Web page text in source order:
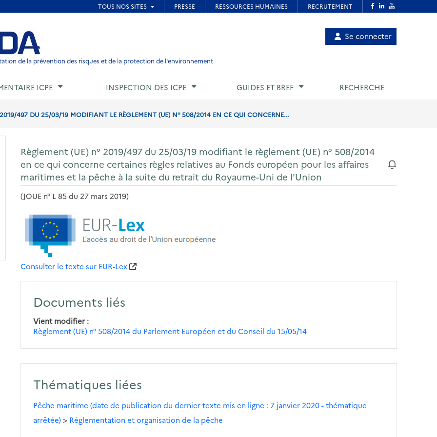
de page
de la prévention des risques et de la protection de l'environnement
Menu
utilisateur
Se connecter
ICPE INSPECTION DES ICPE GUIDES ET BREF RECHERCHE
2019/497 DU 25/03/19 MODIFIANT LE RÈGLEMENT (UE) N° 508/2014 EN CE QUI CONCERNE...
Règlement (UE) n° 2019/497 du 25/03/19 modifiant le règlement (UE) n° 508/2014
en ce qui concerne certaines règles relatives au Fonds européen pour les affaires
maritimes et la pêche à la suite du retrait du Royaume-Uni de l'Union
(JOUE n° L 85 du 27 mars 2019)
Consulter le texte sur EUR-Lex
Documents liés
Vient modifier
Règlement (UE) n° 508/2014 du Parlement Européen et du Conseil du 15/05/14
Thématiques liées
Pêche maritime (date de publication du dernier texte mis en ligne : 7 janvier 2020 - thématique
arrêtée)> Réglementation et organisation de la pêche